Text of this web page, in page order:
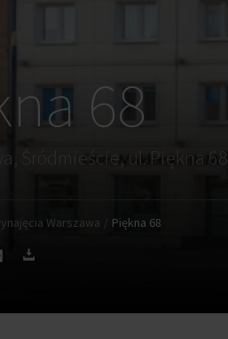
68
Śródmieście, ul. Piękna 68
Warszawa Piękna 68